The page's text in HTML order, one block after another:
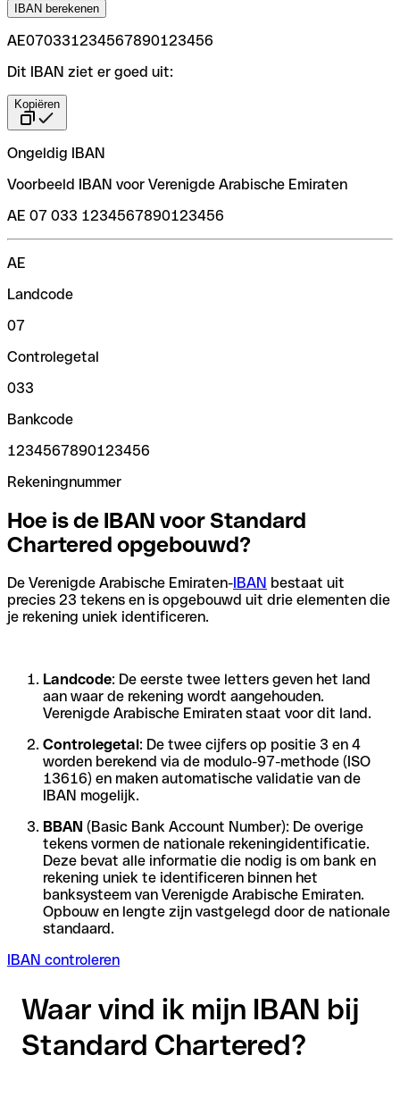
IBAN berekenen
AE070331234567890123456
Dit IBAN ziet er goed uit:
Kopiëren
Ongeldig IBAN
Voorbeeld IBAN voor Verenigde Arabische Emiraten
AE 07 033 1234567890123456
AE
Landcode
07
Controlegetal
033
Bankcode
1234567890123456
Rekeningnummer
Hoe is de IBAN voor Standard
Chartered opgebouwd?
De Verenigde Arabische Emiraten-IBAN bestaat uit
precies 23 tekens en is opgebouwd uit drie elementen die
je rekening uniek identificeren.
Landcode: De eerste twee letters geven het land
aan waar de rekening wordt aangehouden.
Verenigde Arabische Emiraten staat voor dit land.
Controlegetal: De twee cijfers op positie 3 en 4
worden berekend via de modulo-97-methode (ISO
13616) en maken automatische validatie van de
IBAN mogelijk.
BBAN (Basic Bank Account Number): De overige
tekens vormen de nationale rekeningidentificatie.
Deze bevat alle informatie die nodig is om bank en
rekening uniek te identificeren binnen het
banksysteem van Verenigde Arabische Emiraten.
Opbouw en lengte zijn vastgelegd door de nationale
standaard.
IBAN controleren
Waar vind ik mijn IBAN bij
Standard Chartered?